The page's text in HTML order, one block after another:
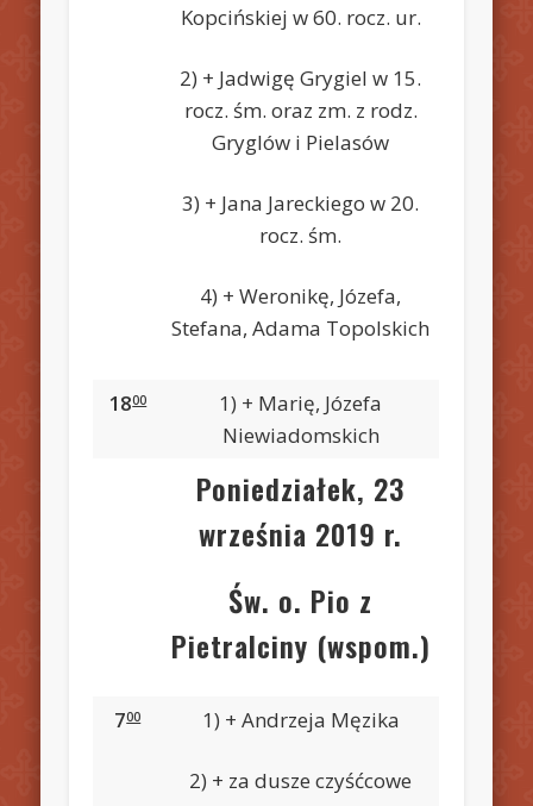
Kopcińskiej w 60. rocz. ur.
2) + Jadwigę Grygiel w 15.
rocz. śm. oraz zm. z rodz.
Gryglów i Pielasów
3) + Jana Jareckiego w 20.
rocz. śm.
4) + Weronikę, Józefa,
Stefana, Adama Topolskich
1800
1) + Marię, Józefa
Niewiadomskich
Poniedziałek, 23
września 2019 r.
Św. o. Pio z
Pietralciny (wspom.)
700 1) + Andrzeja Męzika
2) + za dusze czyśćcowe